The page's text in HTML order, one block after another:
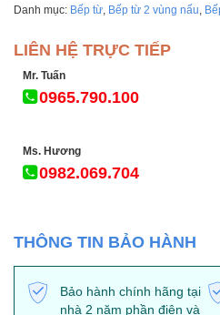
Danh mục: Bếp từ, Bếp từ 2 vùng nấu,
LIÊN HỆ TRỰC TIẾP
Mr. Tuấn
0965.790.100
Ms. Hương
0982.069.704
THÔNG TIN BẢO HÀNH
Bảo hành chính hãng tại
nhà 2 năm phần điện và